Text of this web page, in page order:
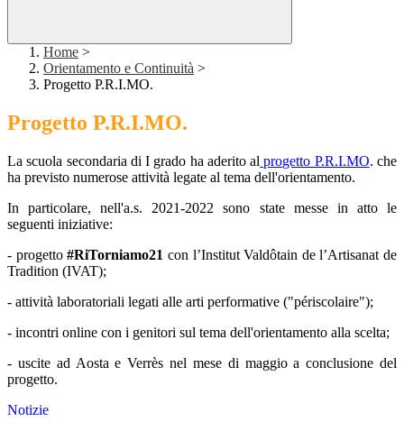
Home >
Orientamento e Continuità >
Progetto P.R.I.MO.
Progetto P.R.I.MO.
La scuola secondaria di I grado ha aderito al progetto P.R.I.MO. che
ha previsto numerose attività legate al tema dell'orientamento.
In particolare, nell'a.s. 2021-2022 sono state messe in atto le
seguenti iniziative:
- progetto#RiTorniamo21 con l’Institut Valdôtain de l’Artisanat de
Tradition (IVAT);
- attività laboratoriali legati alle arti performative ("périscolaire");
- incontri online con i genitori sul tema dell'orientamento alla scelta;
- uscite ad Aosta e Verrès nel mese di maggio a conclusione del
progetto.
Notizie